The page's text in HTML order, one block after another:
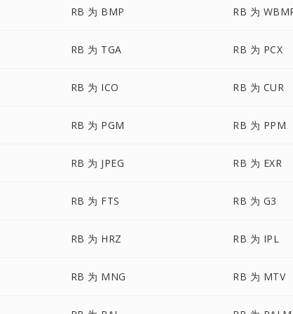
RB 为 BMP RB 为
RB 为 TGA RB 为 PCX
RB 为 ICO RB 为 CUR
RB 为 PGM RB 为 PPM
RB 为 JPEG RB 为 EXR
RB 为 FTS RB 为 G3
RB 为 HRZ RB 为 IPL
RB 为 MNG RB 为 MTV